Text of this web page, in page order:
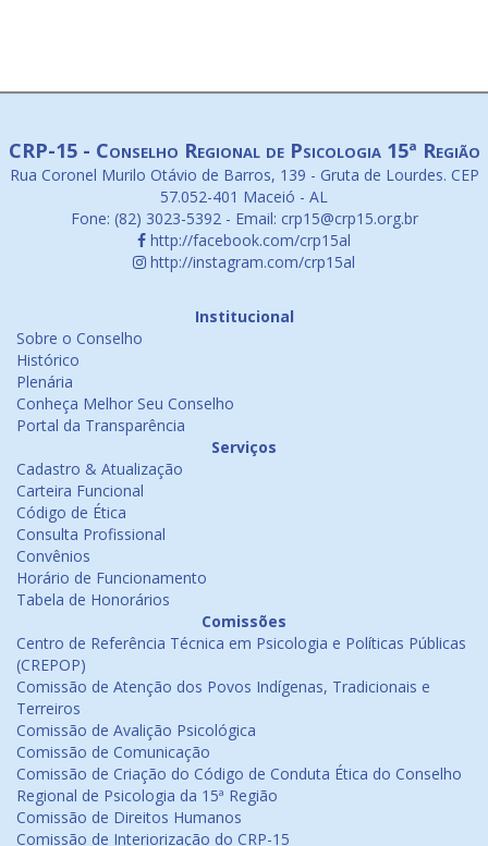
CRP-15 - Conselho Regional de Psicologia 15ª Região
Rua Coronel Murilo Otávio de Barros, 139 - Gruta de Lourdes. CEP
57.052-401 Maceió - AL
Fone: (82) 3023-5392 - Email: crp15@crp15.org.br
http://facebook.com/crp15al
http://instagram.com/crp15al
Institucional
Sobre o Conselho
Histórico
Plenária
Conheça Melhor Seu Conselho
Portal da Transparência
Serviços
Cadastro & Atualização
Carteira Funcional
Código de Ética
Consulta Profissional
Convênios
Horário de Funcionamento
Tabela de Honorários
Comissões
Centro de Referência Técnica em Psicologia e Políticas Públicas
(CREPOP)
Comissão de Atenção dos Povos Indígenas, Tradicionais e
Terreiros
Comissão de Avalição Psicológica
Comissão de Comunicação
Comissão de Criação do Código de Conduta Ética do Conselho
Regional de Psicologia da 15ª Região
Comissão de Direitos Humanos
Comissão de Interiorização do CRP-15